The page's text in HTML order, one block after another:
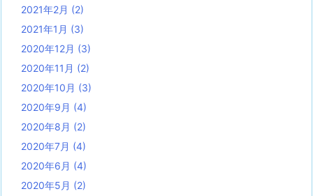
2021年2月 (2)
2021年1月 (3)
2020年12月 (3)
2020年11月 (2)
2020年10月 (3)
2020年9月 (4)
2020年8月 (2)
2020年7月 (4)
2020年6月 (4)
2020年5月 (2)